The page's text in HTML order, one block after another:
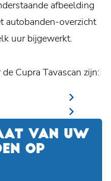
afbeelding
autobanden-overzicht
uur bijgewerkt.
Cupra Tavascan zijn:
VAN UW
OP